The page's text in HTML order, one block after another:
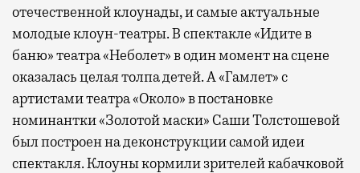
отечественной клоунады, и самые актуальные
молодые клоун-театры. В спектакле «Идите в
баню» театра «Неболет» в один момент на сцене
оказалась целая толпа детей. А «Гамлет» с
артистами театра «Около» в постановке
номинантки «Золотой маски» Саши Толстошевой
был построен на деконструкции самой идеи
спектакля. Клоуны кормили зрителей кабачковой